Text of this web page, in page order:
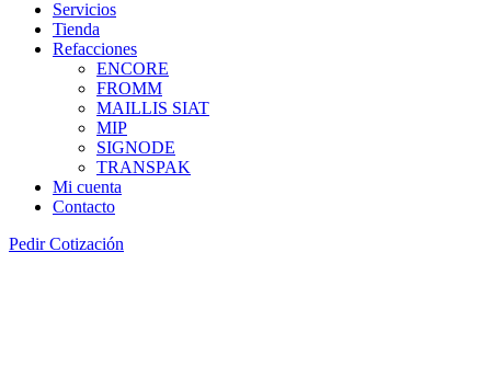
Servicios
Tienda
Refacciones
ENCORE
FROMM
MAILLIS SIAT
MIP
SIGNODE
TRANSPAK
Mi cuenta
Contacto
Pedir Cotización